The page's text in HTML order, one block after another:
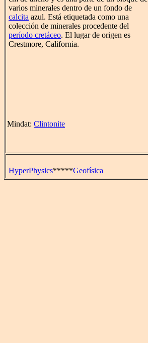
varios minerales dentro de un fondo de
calcita azul. Está etiquetada como una
colección de minerales procedente del
período cretáceo. El lugar de origen es
Crestmore, California.
Mindat: Clintonite
HyperPhysics*****Geofísica